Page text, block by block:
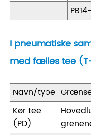
I pneumatiske
med fælles tee
Navn/type
Kør tee
(PD)